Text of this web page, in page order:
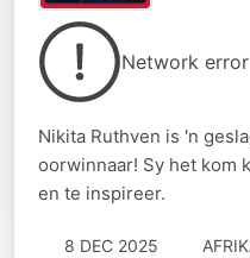
Network
Nikita Ruthven is 'n
oorwinnaar! Sy het kom
en te inspireer.
8 DEC 2025